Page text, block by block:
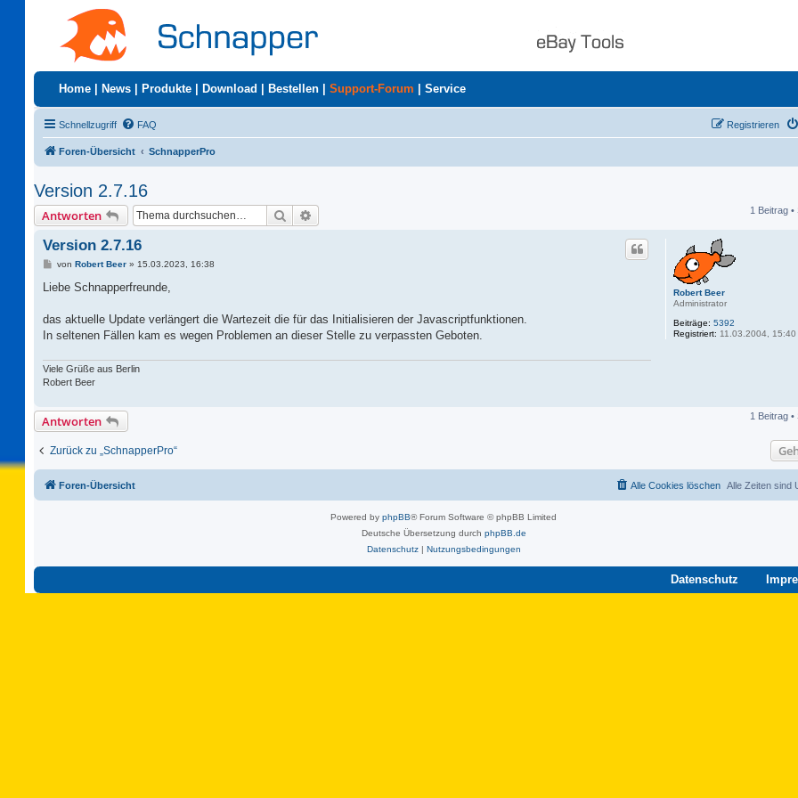
Home News Produkte Download Bestellen Support-Forum Service
Schnellzugriff FAQ Registrieren
Foren-Übersicht SchnapperPro
Version 2.7.16
Antworten Suche 1 Beitrag •
Robert Beer
Administrator
Beiträge: 5392
Registriert: 11.03.2004, 15:40
Version 2.7.16
B
i
a
von Robert Beer» 15.03.2023, 16:38
Liebe Schnapperfreunde,
das aktuelle Update verlängert die Wartezeit die für das Initialisieren der Javascriptfunktionen.
In seltenen Fällen kam es wegen Problemen an dieser Stelle zu verpassten Geboten.
Viele Grüße aus Berlin
Robert Beer
Antworten 1 Beitrag •
Zurück zu „SchnapperPro“
Foren-Übersicht Alle Zeiten sind
Alle Cookies löschen
Powered by phpBB® Forum Software © phpBB Limited
Deutsche Übersetzung durch phpBB.de
Datenschutz| Nutzungsbedingungen
Datenschutz